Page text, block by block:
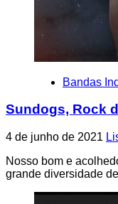
Bandas
Sundogs, Rock
4 de junho de 2021
Nosso bom e
grande diversidade